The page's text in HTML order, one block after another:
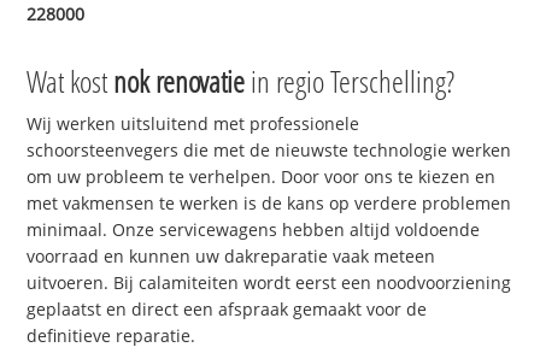
228000
Wat kostnok renovatiein regio Terschelling?
Wij werken uitsluitend met professionele
schoorsteenvegers die met de nieuwste technologie werken
om uw probleem te verhelpen. Door voor ons te kiezen en
met vakmensen te werken is de kans op verdere problemen
minimaal. Onze servicewagens hebben altijd voldoende
voorraad en kunnen uw dakreparatie vaak meteen
uitvoeren. Bij calamiteiten wordt eerst een noodvoorziening
geplaatst en direct een afspraak gemaakt voor de
definitieve reparatie.